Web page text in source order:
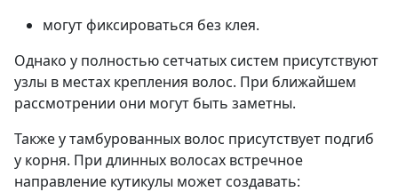
могут фиксироваться без клея.
Однако у полностью сетчатых систем присутствуют
узлы в местах крепления волос. При ближайшем
рассмотрении они могут быть заметны.
Также у тамбурованных волос присутствует подгиб
у корня. При длинных волосах встречное
направление кутикулы может создавать: